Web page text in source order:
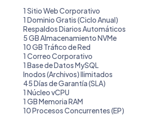
1 Sitio Web Corporativo
1 Dominio Gratis (Ciclo Anual)
Respaldos Diarios Automáticos
5 GB Almacenamiento NVMe
10 GB Tráfico de Red
1 Correo Corporativo
1 Base de Datos MySQL
Inodos (Archivos) Ilimitados
45 Días de Garantía (SLA)
1 Núcleo vCPU
1 GB Memoria RAM
10 Procesos Concurrentes (EP)